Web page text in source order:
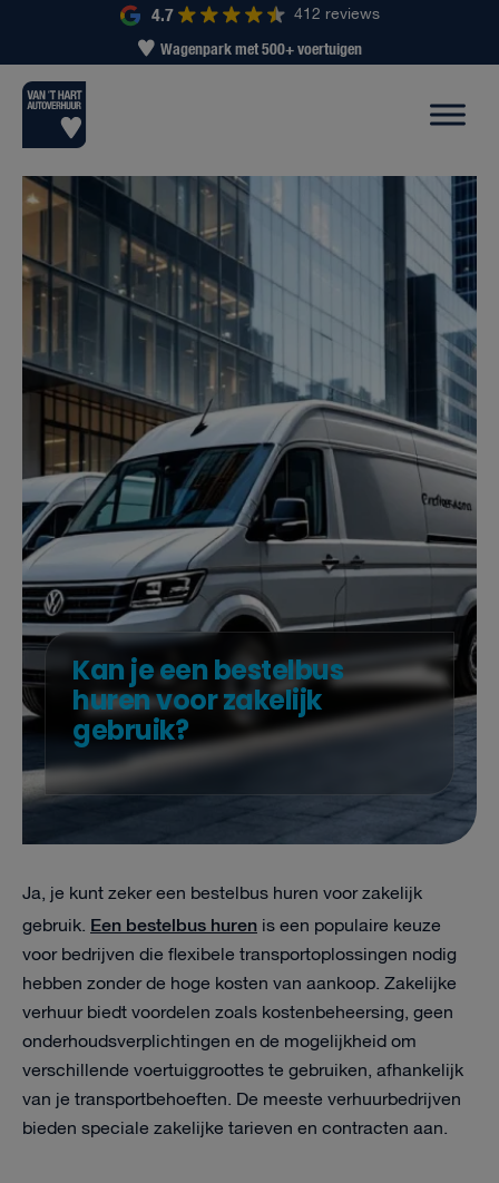
4.7
412 reviews
Wagenpark met 500+ voertuigen
Kan je een bestelbus
huren voor zakelijk
gebruik?
Ja, je kunt zeker een bestelbus huren voor zakelijk
gebruik. Een bestelbus huren is een populaire keuze
voor bedrijven die flexibele transportoplossingen nodig
hebben zonder de hoge kosten van aankoop. Zakelijke
verhuur biedt voordelen zoals kostenbeheersing, geen
onderhoudsverplichtingen en de mogelijkheid om
verschillende voertuiggroottes te gebruiken, afhankelijk
van je transportbehoeften. De meeste verhuurbedrijven
bieden speciale zakelijke tarieven en contracten aan.